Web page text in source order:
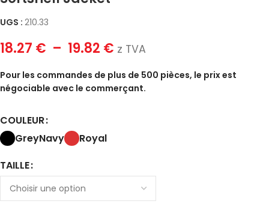
UGS : 210.33
18.27 € – 19.82 € z TVA
Pour les commandes de plus de 500 pièces, le prix est
négociable avec le commerçant.
COULEUR
GreyNavy
Royal
TAILLE